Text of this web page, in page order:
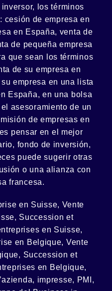
inversor, los términos
cesión de empresa en
en España, venta de
de pequeña empresa
que sean los términos
de su empresa en
empresa en una lista
España, en una bolsa
asesoramiento de un
de empresas en
pensar en el mejor
, fondo de inversión,
puede sugerir otras
o unaalianza con
francesa.
en Suisse, Vente
Succession et
en Suisse,
en Belgique, Vente
Succession et
en Belgique,
impresse, PMI,